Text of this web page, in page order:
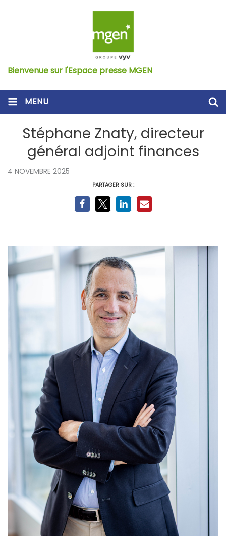
Bienvenue sur l'Espace presse MGEN
MENU
Stéphane Znaty, directeur
général adjoint finances
4 NOVEMBRE 2025
PARTAGER SUR :